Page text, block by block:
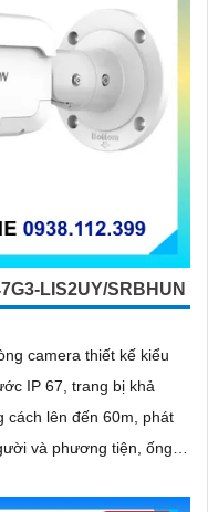
LIS2UY/SRBHUN
camera thiết kế kiểu
bị khả
cách lên đến 60m, phát
và phương tiện, ống